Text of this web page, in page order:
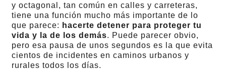
y octagonal, tan común en calles y carreteras,
tiene una función mucho más importante de lo
que parece: hacerte detener para proteger tu
vida y la de los demás. Puede parecer obvio,
pero esa pausa de unos segundos es la que evita
cientos de incidentes en caminos urbanos y
rurales todos los días.